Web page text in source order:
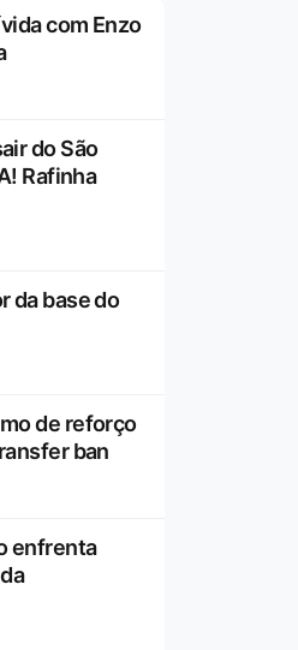
com Enzo
do São
Rafinha
da base do
de reforço
ban
enfrenta